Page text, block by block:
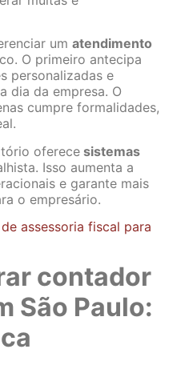
um atendimento
O primeiro antecipa
personalizadas e
dia da empresa. O
cumpre formalidades,
oferecesistemas
Isso aumenta a
e garante mais
o empresário.
assessoria fiscal para
contador
São Paulo: